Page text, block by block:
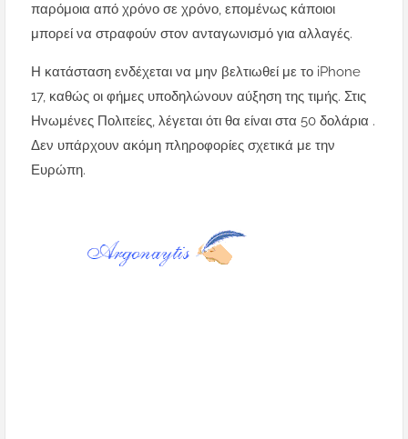
παρόμοια από χρόνο σε χρόνο, επομένως κάποιοι
μπορεί να στραφούν στον ανταγωνισμό για αλλαγές.
Η κατάσταση ενδέχεται να μην βελτιωθεί με το iPhone
17, καθώς οι φήμες υποδηλώνουν αύξηση της τιμής. Στις
Ηνωμένες Πολιτείες, λέγεται ότι θα είναι στα 50 δολάρια .
Δεν υπάρχουν ακόμη πληροφορίες σχετικά με την
Ευρώπη.